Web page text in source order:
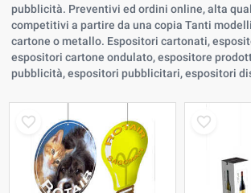
pubblicità. Preventivi ed ordini online, alta
competitivi a partire da una copia Tanti
cartone o metallo. Espositori cartonati,
espositori cartone ondulato, espositore
pubblicità, espositori pubblicitari, espositori